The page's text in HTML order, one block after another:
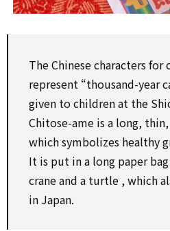
The Chinese characters for
represent “thousand-year
given tochildren at the
Chitose-ame is a long,
whichsymbolizes healthy
It is put ina long paper
craneand a turtle , which
in Japan.